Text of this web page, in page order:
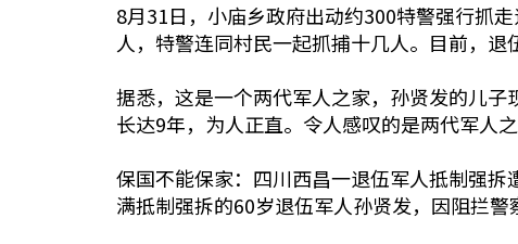
8月31日，小庙乡政府出动约300特警强行抓
人，特警连同村民一起抓捕十几人。目前，退
据悉，这是一个两代军人之家，孙贤发的儿
长达9年，为人正直。令人感叹的是两代军人
保国不能保家：四川西昌一退伍军人抵制强
满抵制强拆的60岁退伍军人孙贤发，因阻拦